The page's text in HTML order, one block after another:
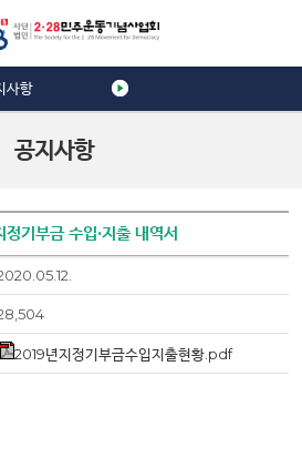
공지사항
사항
기부금 수입·지출 내역서
2019년지정기부금수입지출현황.pdf